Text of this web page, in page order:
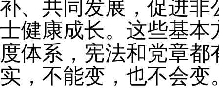
补、共同发展，促进
士健康成长。这些基
度体系，宪法和党章
实，不能变，也不会变